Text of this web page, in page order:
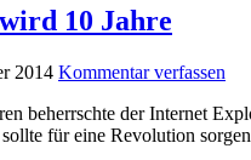
10 Jahre
2014 Kommentar verfassen
beherrschte der Internet
für eine Revolution